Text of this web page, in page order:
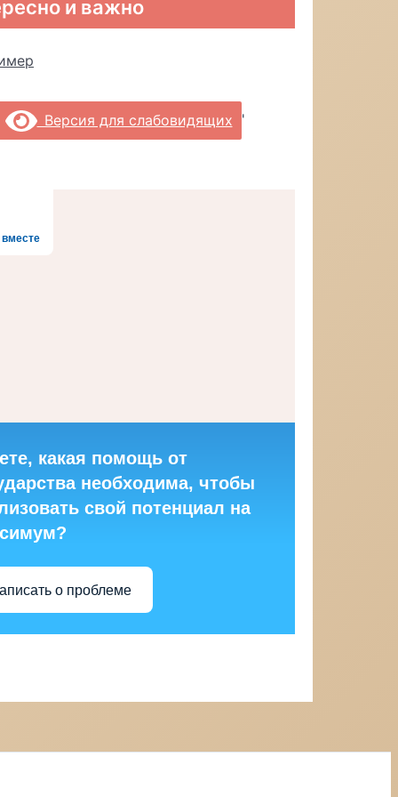
и важно
Версия для слабовидящих '
какая помощь от
необходима, чтобы
свой потенциал на
о проблеме